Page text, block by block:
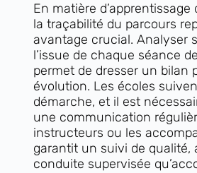
En matière
la traçabilité du parcours
avantage crucial. Analyser
l’issue de chaque séance
permet de dresser un bilan
évolution. Les écoles
démarche, et il est
une communication
instructeurs ou les
garantit un suivi de qualité,
conduite supervisée